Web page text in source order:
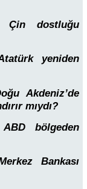
Çin dostluğu
yeniden
Akdeniz’de
mıydı?
bölgeden
Bankası